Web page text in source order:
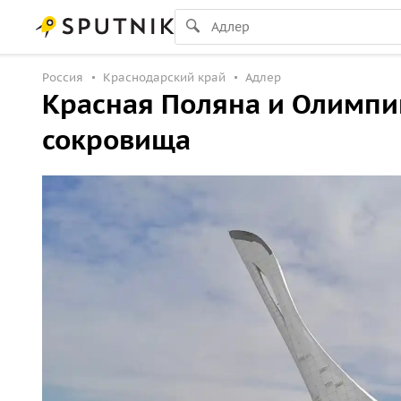
Россия Краснодарский край Адлер
Красная Поляна и
сокровища